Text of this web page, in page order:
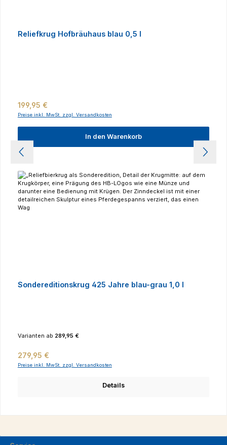
Reliefkrug Hofbräuhaus blau 0,5 l
Regulärer Preis:
199,95 €
Preise inkl. MwSt. zzgl. Versandkosten
In den Warenkorb
Sondereditionskrug 425 Jahre blau-grau 1,0 l
Varianten ab 289,95 €
Regulärer Preis:
279,95 €
Preise inkl. MwSt. zzgl. Versandkosten
Details